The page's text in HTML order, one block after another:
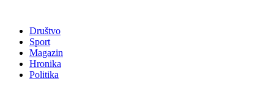
Društvo
Sport
Magazin
Hronika
Politika